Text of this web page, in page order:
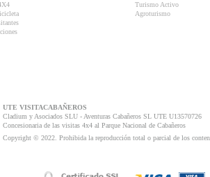
Turismo Activo
Agroturismo
UTE VISITACABAÑEROS
Cladium y Asociados SLU - Aventuras Cabañeros SL UTE U13570726
Concesionaria de las visitas 4x4 al Parque Nacional de Cabañeros
Copyright © 2022. Prohibida la reproducción total o parcial de los